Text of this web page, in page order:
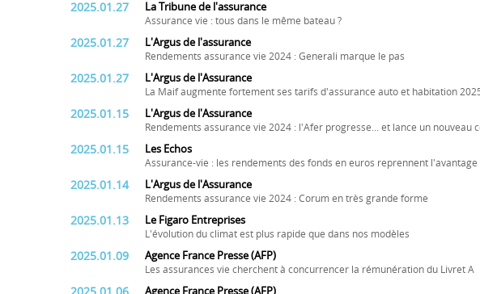
2025.01.27 La Tribune de l'assurance
Assurance vie : tous dans le même bateau ?
2025.01.27 L'Argus de l'assurance
Rendements assurance vie 2024 : Generali marque le pas
2025.01.27 L'Argus de l'Assurance
La Maif augmente fortement ses tarifs d'assurance auto et habitation
2025.01.15 L'Argus de l'Assurance
Rendements assurance vie 2024 : l'Afer progresse... et lance un nouveau
2025.01.15 Les Echos
Assurance-vie : les rendements des fonds en euros reprennent l'avantage
2025.01.14 L'Argus de l'Assurance
Rendements assurance vie 2024 : Corum en très grande forme
2025.01.13 Le Figaro Entreprises
L'évolution du climat est plus rapide que dans nos modèles
2025.01.09 Agence France Presse (AFP)
Les assurances vie cherchent à concurrencer la rémunération du Livret A
Agence France Presse (AFP)